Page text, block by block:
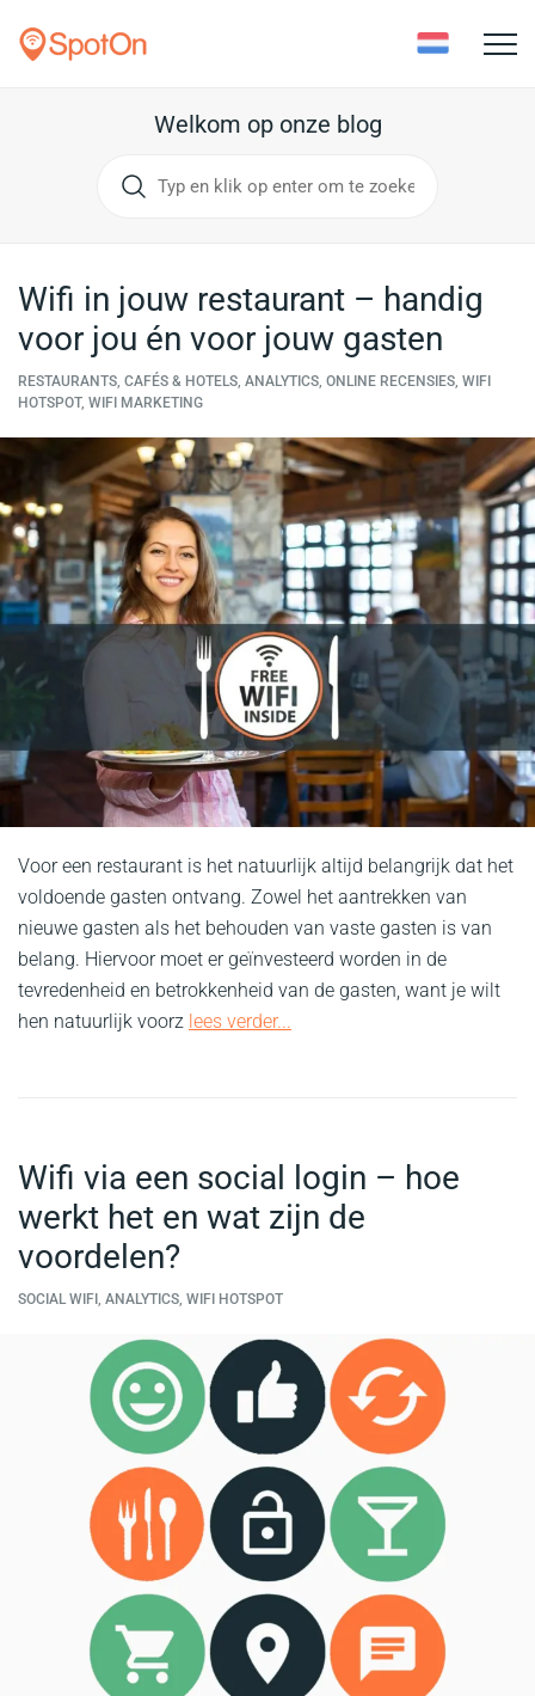
Toggle
Welkom op onze blog
Wifi in jouw restaurant – handig
voor jou én voor jouw gasten
RESTAURANTS, CAFÉS & HOTELS, ANALYTICS, ONLINE RECENSIES, WIFI
HOTSPOT, WIFI MARKETING
Voor een restaurant is het natuurlijk altijd belangrijk dat het
voldoende gasten ontvang. Zowel het aantrekken van
nieuwe gasten als het behouden van vaste gasten is van
belang. Hiervoor moet er geïnvesteerd worden in de
tevredenheid en betrokkenheid van de gasten, want je wilt
hen natuurlijk voorz lees verder...
Wifi via een social login – hoe
werkt het en wat zijn de
voordelen?
SOCIAL WIFI, ANALYTICS, WIFI HOTSPOT